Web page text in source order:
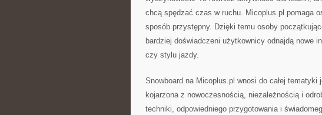
chcą spędzać czas w ruchu. Micoplus.pl pomaga
sposób przystępny. Dzięki temu osoby
bardziej doświadczeni użytkownicy odnajdą nowe
czy stylu jazdy.
Snowboard na Micoplus.pl wnosi do całej
kojarzona z nowoczesnością, niezależnością i
techniki, odpowiedniego przygotowania i